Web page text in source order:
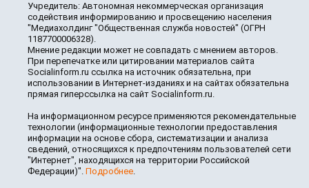
Учредитель: Автономная некоммерческая организация
содействия информированию и просвещению населения
"Медиахолдинг "Общественная служба новостей" (ОГРН
1187700006328).
Мнение редакции может не совпадать с мнением авторов.
При перепечатке или цитировании материалов сайта
Socialinform.ru ссылка на источник обязательна, при
использовании в Интернет-изданиях и на сайтах обязательна
прямая гиперссылка на сайт Socialinform.ru.
На информационном ресурсе применяются рекомендательные
технологии (информационные технологии предоставления
информации на основе сбора, систематизации и анализа
сведений, относящихся к предпочтениям пользователей сети
"Интернет", находящихся на территории Российской
Федерации)". Подробнее.